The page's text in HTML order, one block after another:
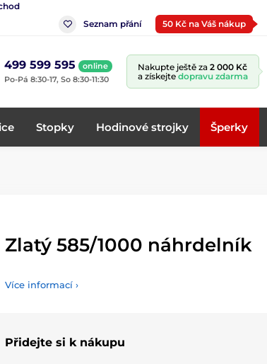
Seznam přání
50 Kč na Váš nákup
499 599 595
online
Po-Pá 8:30-17, So 8:30-11:30
Nakupte ještě za 2 000 Kč
a získejte dopravu zdarma
Stopky Hodinové strojky Šperky
Zlatý 585/1000 náhrdelník
Více informací ›
Přidejte si k nákupu